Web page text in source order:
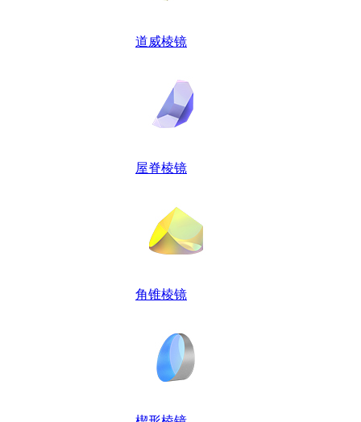
道威棱镜
屋脊棱镜
角锥棱镜